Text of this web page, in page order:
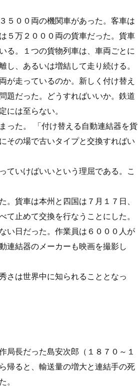
００両の機関車があった。客車は
５万２０００両の貨車だった。貨車
る。１つの貨物列車は、車両ごとに
、あるいは増結して走り続ける。
走っているのか。新しく付け替え
題だった。どうすればいいか。鉄道
には至らない。
った。 「付け替える自動連結器を貨
その場で古いタイプと交換すればい
ていけばいいという理屈である。こ
貨車は本州と四国は７月１７日、
止めて交換を行なうことにした。
い日だった。作業員は６０００人が
連結器のメーカーも映画を撮影し
さは世界中に知られることとなっ
長だった島安次郎（１８７０～１
帰ると、輸送量の増大と連結手の死
。